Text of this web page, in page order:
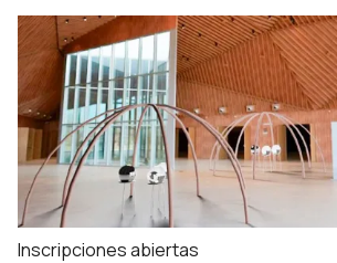
Inscripciones abiertas